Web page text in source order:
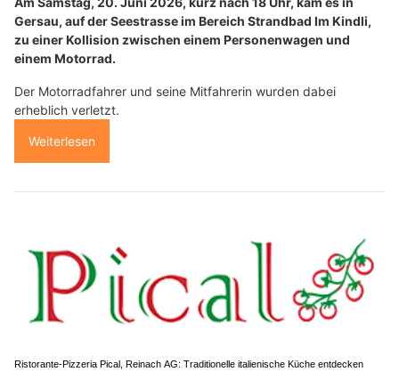
Gersau, auf der Seestrasse im Bereich Strandbad Im Kindli,
zu einer Kollision zwischen einem Personenwagen und
einem Motorrad.
Der Motorradfahrer und seine Mitfahrerin wurden dabei
erheblich verletzt.
Weiterlesen
Ristorante-Pizzeria Pical, Reinach AG: Traditionelle italienische Küche entdecken